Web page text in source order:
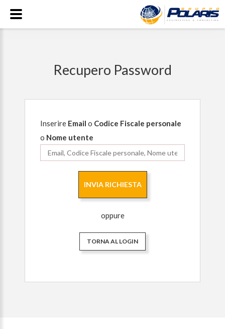
Recupero Password
Inserire Email o Codice Fiscale personale
o Nome utente
INVIA RICHIESTA
oppure
TORNA AL LOGIN